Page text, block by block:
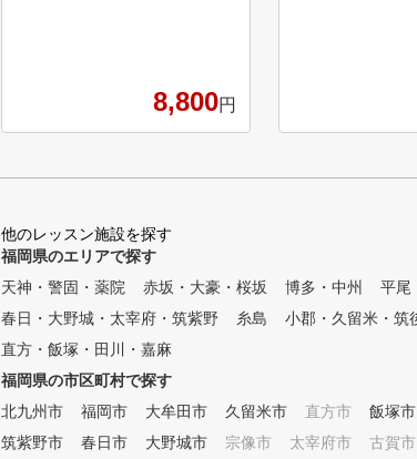
デオ録画機能、スマホへ転送機
が追加されますので、飽きるこ
となく練習、ラウンドが楽しめ
ます！
8,800円
。 当スタジオではインパクト
からスイングを
パクトからスイ
他のレッスン施設を探す
福岡県のエリアで探す
天神・警固・薬院
赤坂・大豪・桜坂 博多・中州 平尾
春日・大野城・太宰府・筑紫野
糸島 小郡・久留米・筑
直方・飯塚・田川・嘉麻
福岡県の市区町村で探す
北九州市
福岡市 大牟田市 久留米市 直方市 飯塚市
筑紫野市
春日市 大野城市 宗像市 太宰府市 古賀市